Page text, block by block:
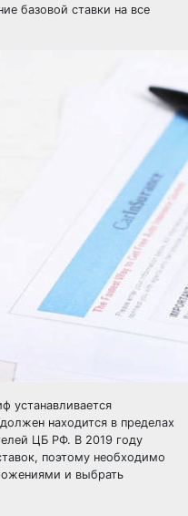
базовой ставки на все
устанавливается
находится в пределах
ЦБ РФ. В 2019 году
поэтому необходимо
и выбрать